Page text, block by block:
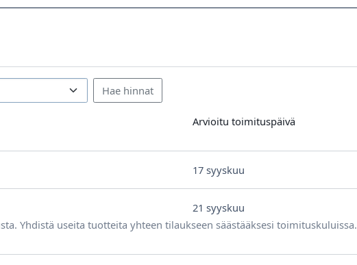
Arvioitu toimituspäivä
17 syyskuu
21 syyskuu
Yhdistä useita tuotteita yhteen tilaukseen säästääksesi toimituskuluissa.